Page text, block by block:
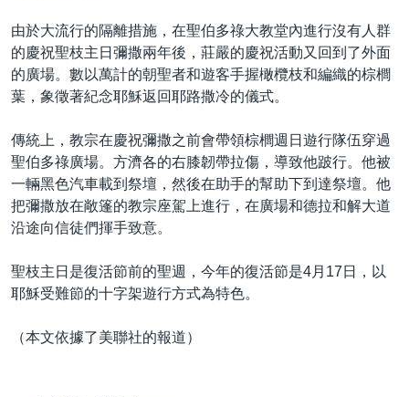
由於大流行的隔離措施，在聖伯多祿大教堂內進行沒有人群
的慶祝聖枝主日彌撒兩年後，莊嚴的慶祝活動又回到了外面
的廣場。數以萬計的朝聖者和遊客手握橄欖枝和編織的棕櫚
葉，象徵著紀念耶穌返回耶路撒冷的儀式。
傳統上，教宗在慶祝彌撒之前會帶領棕櫚週日遊行隊伍穿過
聖伯多祿廣場。方濟各的右膝韌帶拉傷，導致他跛行。他被
一輛黑色汽車載到祭壇，然後在助手的幫助下到達祭壇。他
把彌撒放在敞篷的教宗座駕上進行，在廣場和德拉和解大道
沿途向信徒們揮手致意。
聖枝主日是復活節前的聖週，今年的復活節是4月17日，以
耶穌受難節的十字架遊行方式為特色。
（本文依據了美聯社的報道）